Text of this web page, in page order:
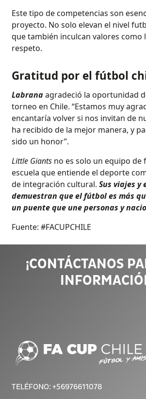
Este tipo de competencias son
proyecto. No solo elevan el nivel
que también inculcan valores como
respeto.
Gratitud por el fútbol
Labranaagradeció la oportunidad
torneo en Chile. “Estamos muy
encantaría volver si nos invitan de
ha recibido de la mejor manera, y
sido un honor”.
Little Giants no es solo un equipo de
escuela que entiende el deporte
de integración cultural. Sus viajes y
demuestran que el fútbol es más
un puente que une personas y
Fuente: #FACUPCHILE
¡CONTÁCTANOS
TELÉFONO: +56976611078